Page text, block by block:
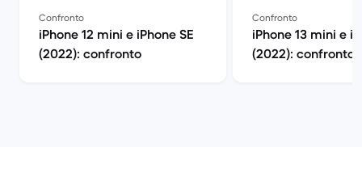
Confronto
iPhone 12 mini e iPhone SE
(2022): confronto
Confronto
iPhone 13 mini e
(2022): confronto